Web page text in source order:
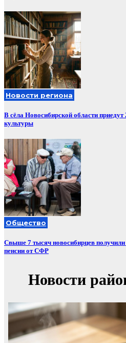
Новости региона
В сёла Новосибирской области приедут
культуры
Общество
Свыше 7 тысяч новосибирцев
пенсии от СФР